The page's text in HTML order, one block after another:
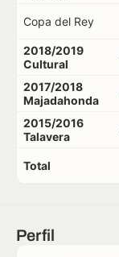
Copa del Rey
2018/2019
Cultural
2017/2018
Majadahonda
2015/2016
Talavera
Total
Perfil